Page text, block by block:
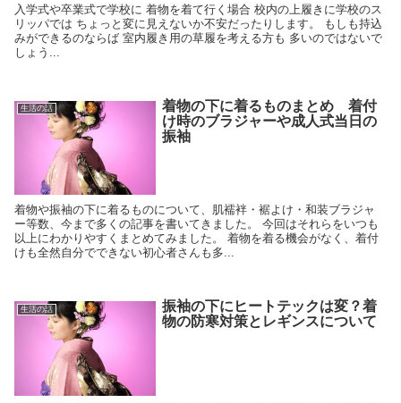
入学式や卒業式で学校に 着物を着て行く場合 校内の上履きに学校のス
リッパでは ちょっと変に見えないか不安だったりします。 もしも持込
みができるのならば 室内履き用の草履を考える方も 多いのではないで
しょう...
生活の話
着物の下に着るものまとめ 着付
け時のブラジャーや成人式当日の
振袖
着物や振袖の下に着るものについて、肌襦袢・裾よけ・和装ブラジャ
ー等数、今まで多くの記事を書いてきました。 今回はそれらをいつも
以上にわかりやすくまとめてみました。 着物を着る機会がなく、着付
けも全然自分でできない初心者さんも多...
生活の話
振袖の下にヒートテックは変？着
物の防寒対策とレギンスについて